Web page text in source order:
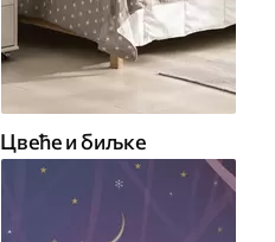
Цвеће и биљке